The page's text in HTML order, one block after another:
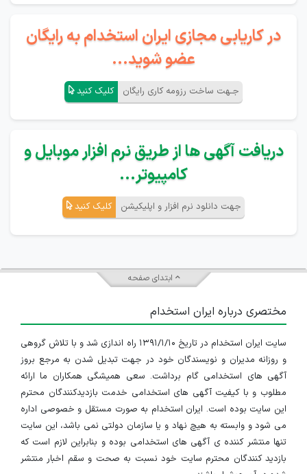
در کاریابی مجازی ایران استخدام به رایگان
عضو شوید...
جـهت ساخت رزومه کاری رایگان کلیک کنید
دریافت آگهی ها از طریق نرم افزار موبایل و
کامپیوتر...
جهت دانلود نرم افزار و اپلیکیشن کلیک کنید
ابتدای صفحه
مختصری درباره ایران استخدام
سایت ایران استخدام در تاریخ ۱۳۹۱/۱/۱۰ راه اندازی شد و با تلاش گروهی
و روزانه مدیران و نویسندگان خود در جهت تبدیل شدن به مرجع بروز
آگهی های استخدامی گام برداشت. سعی همیشگی همکاران ما ارائه
مطلوب و با کیفیت آگهی های استخدامی خدمت بازدیدکنندگان محترم
این سایت بوده است. ایران استخدام به صورت مستقل و خصوصی اداره
می شود و وابسته به هیچ نهاد و یا سازمان دولتی نمی باشد، این سایت
تنها منتشر کننده ی آگهی های استخدامی بوده و بنابراین لازم است که
بازدید کنندگان محترم سایت خود نسبت به صحت و سقم اخبار منتشر